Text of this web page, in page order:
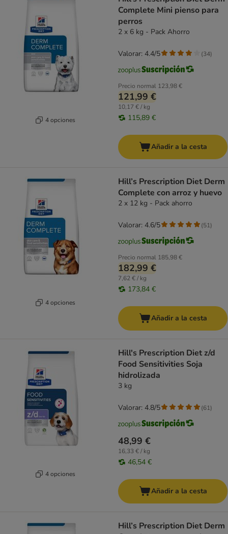
4 opciones
Complete Mini pienso para
perros
2 x 6 kg - Pack Ahorro
Precio normal 123,98 €
121,99 €
10,17 € / kg
115,89 €
Valorar: 4.4/5 (34)
Añadir a la cesta
4 opciones
Hill’s Prescription Diet Derm
Complete con arroz y huevo
2 x 12 kg - Pack ahorro
Precio normal 185,98 €
182,99 €
7,62 € / kg
173,84 €
Valorar: 4.6/5 (51)
Añadir a la cesta
4 opciones
Hill's Prescription Diet z/d
Food Sensitivities Soja
hidrolizada
3 kg
48,99 €
16,33 € / kg
46,54 €
Valorar: 4.8/5 (61)
Añadir a la cesta
Hill’s Prescription Diet Derm